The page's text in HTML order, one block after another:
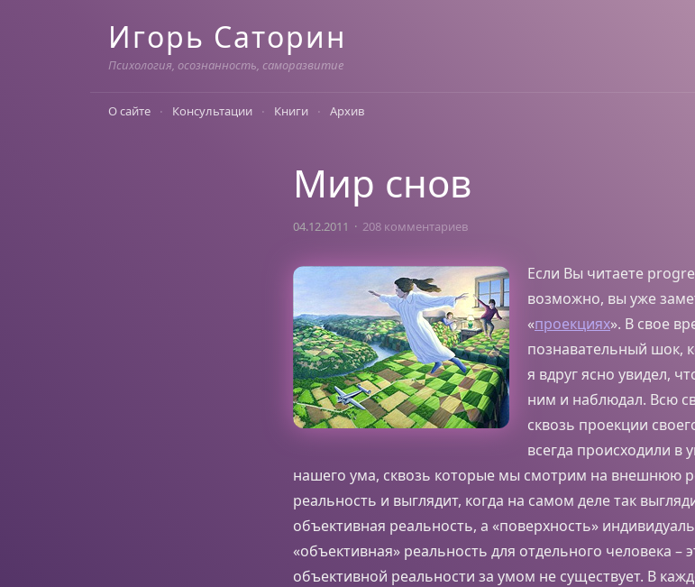
Игорь Саторин
Психология, осознанность, саморазвитие
О сайте Консультации Книги Архив
Мир снов
04.12.2011 208 комментариев
Если Вы читаете
возможно, вы уже
«проекциях». В свое
познавательный шок,
я вдруг ясно увидел,
ним и наблюдал. Всю
сквозь проекции
всегда происходили в
нашего ума, сквозь которые мы смотрим на внешнюю
реальность и выглядит, когда на самом деле так
объективная реальность, а «поверхность»
«объективная» реальность для отдельного человека –
объективной реальности за умом не существует. В